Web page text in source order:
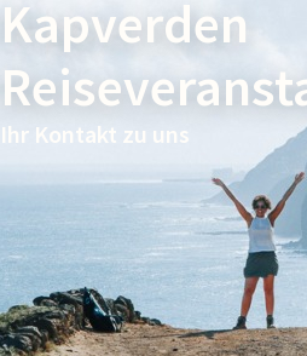
Kapverden
Ihr Kontakt zu uns